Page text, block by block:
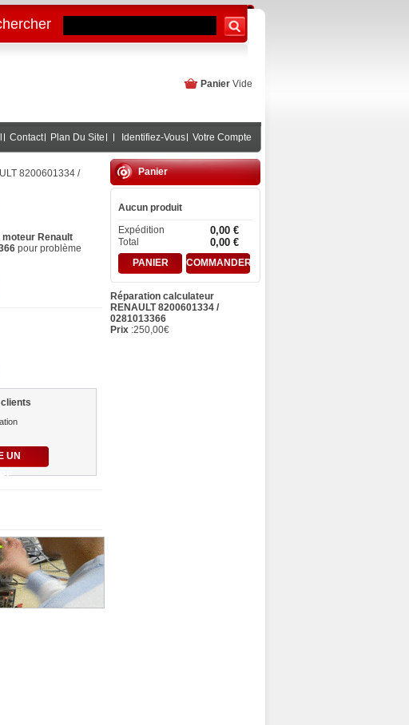
Panier Vide
Contact Plan Du Site Identifiez-Vous Votre Compte
8200601334 /
Renault
pour problème
UN
Panier
Aucun produit
Expédition
0,00 €
Total 0,00 €
PANIER COMMANDER
Réparation calculateur
RENAULT 8200601334 /
0281013366
Prix :250,00€